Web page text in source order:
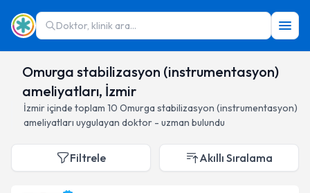
Doktor, klinik ara...
Omurga stabilizasyon (instrumentasyon)
ameliyatları, İzmir
İzmiriçinde toplam 10 Omurga stabilizasyon (instrumentasyon)
ameliyatları uygulayan doktor - uzman bulundu
Filtrele Akıllı Sıralama